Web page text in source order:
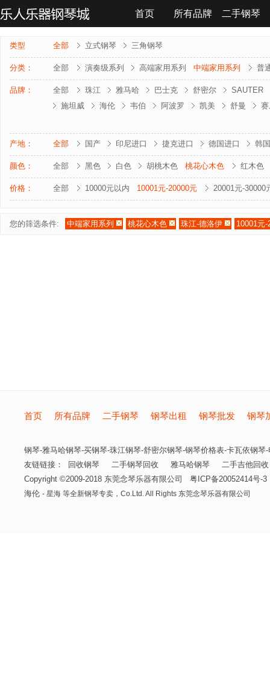
首页 所有品牌 二手钢琴
联系我们
类型 全部 立式钢琴 三角钢琴
分类： 全部 演奏级系列 高端家用系列 中端家用系列 普
品牌： 全部 珠江 雅马哈 巴士克 舒密尔
SAUTER
施坦威
海伦 韦伯 阿波罗 凯美 舒曼
产地： 全部 国产 印尼进口 捷克进口 德国进口 韩
颜色： 全部 黑色 白色 胡桃木色 桃花心木色 红木色
价格： 全部 10000元以内 10001元-20000元 20001元-30000
您的筛选条件: 中端家用系列 桃花心木色 珠江-德洛伊 10001元-
首页 所有品牌 二手钢琴 钢琴出租 钢琴批发 钢琴
钢琴-雅马哈钢琴-买钢琴-珠江钢琴-舒密尔钢琴-钢琴价格表-卡瓦依钢琴
友链链接：
回收钢琴 二手钢琴回收 雅马哈钢琴
二手吉他回收
Copyright ©2009-2018 东莞念琴乐器有限公司
粤ICP备20052414号-3
海伦 - 星海 等全新钢琴专卖， Co.Ltd. All Rights 东莞念琴乐器有限公司